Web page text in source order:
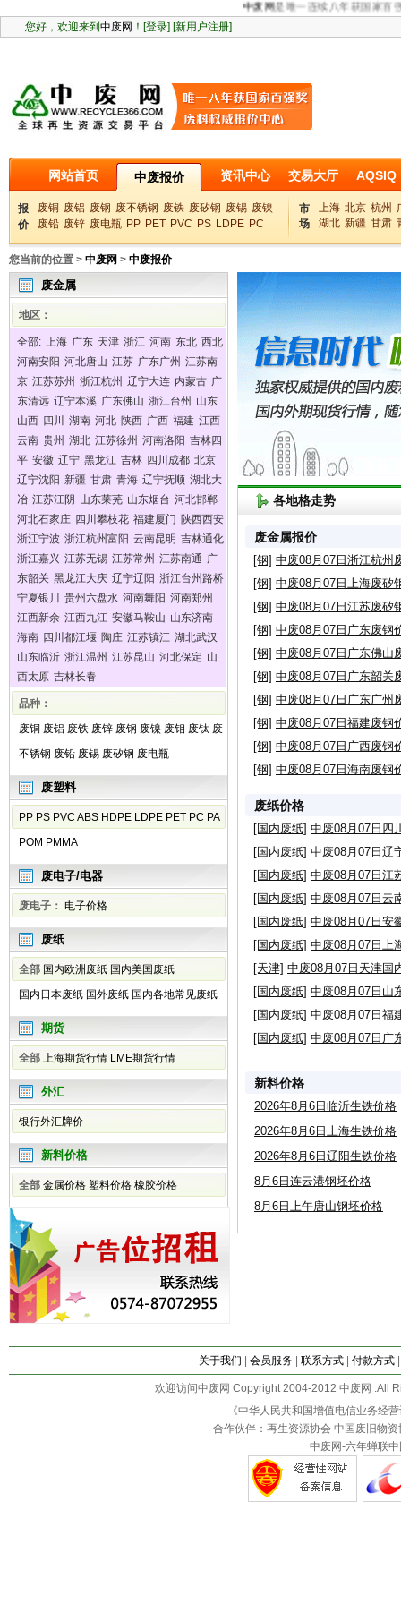
中废网是唯一连续八年获国家百强
网站首页 中废报价 资讯中心 交易大厅 AQSIQ
报
价
废铜 废铝 废钢 废不锈钢 废铁 废矽钢 废锡 废镍
废铅 废锌 废电瓶 PP PET PVC PS LDPE PC
市
场
上海 北京 杭州
湖北 新疆 甘肃
您当前的位置 > 中废网 > 中废报价
废金属
地区：
全部: 上海 广东 天津 浙江 河南 东北 西北
河南安阳 河北唐山 江苏 广东广州 江苏南
京 江苏苏州 浙江杭州 辽宁大连 内蒙古 广
东清远 辽宁本溪 广东佛山 浙江台州 山东
山西 四川 湖南 河北 陕西 广西 福建 江西
云南 贵州 湖北 江苏徐州 河南洛阳 吉林四
平 安徽 辽宁 黑龙江 吉林 四川成都 北京
辽宁沈阳 新疆 甘肃 青海 辽宁抚顺 湖北大
冶 江苏江阴 山东莱芜 山东烟台 河北邯郸
河北石家庄 四川攀枝花 福建厦门 陕西西安
浙江宁波 浙江杭州富阳 云南昆明 吉林通化
浙江嘉兴 江苏无锡 江苏常州 江苏南通 广
东韶关 黑龙江大庆 辽宁辽阳 浙江台州路桥
宁夏银川
贵州六盘水 河南舞阳 河南郑州
江西新余 江西九江 安徽马鞍山 山东济南
海南 四川都江堰 陶庄 江苏镇江 湖北武汉
山东临沂 浙江温州 江苏昆山 河北保定 山
西太原 吉林长春
品种：
废铜 废铝 废铁 废锌 废钢 废镍 废钼 废钛 废
不锈钢 废铅 废锡 废矽钢 废电瓶
废塑料
PP PS PVC ABS HDPE LDPE PET PC PA
POM PMMA
废电子/电器
废电子： 电子价格
废纸
全部 国内欧洲废纸 国内美国废纸
国内日本废纸 国外废纸 国内各地常见废纸
期货
全部 上海期货行情 LME期货行情
外汇
银行外汇牌价
新料价格
全部 金属价格 塑料价格 橡胶价格
各地格走势
废金属报价
[钢] 中废08月07日浙江杭州
[钢] 中废08月07日上海废矽
[钢] 中废08月07日江苏废矽
[钢] 中废08月07日广东废钢
[钢] 中废08月07日广东佛山
[钢] 中废08月07日广东韶关
[钢] 中废08月07日广东广州
[钢] 中废08月07日福建废钢
[钢] 中废08月07日广西废钢
[钢] 中废08月07日海南废钢
废纸价格
[国内废纸] 中废08月07日四
[国内废纸] 中废08月07日辽
[国内废纸] 中废08月07日江
[国内废纸] 中废08月07日云
[国内废纸] 中废08月07日安
[国内废纸] 中废08月07日上
[天津] 中废08月07日天津国
[国内废纸] 中废08月07日山
[国内废纸] 中废08月07日福
[国内废纸] 中废08月07日广
新料价格
2026年8月6日临沂生铁价格
2026年8月6日上海生铁价格
2026年8月6日辽阳生铁价格
8月6日连云港钢坯价格
8月6日上午唐山钢坯价格
关于我们 会员服务| 联系方式| 付款方式
欢迎访问中废网 Copyright 2004-2012 中废网 .All
《中华人民共和国增值电信业务经
合作伙伴：再生资源协会 中国废旧物
中废网-六年蝉联